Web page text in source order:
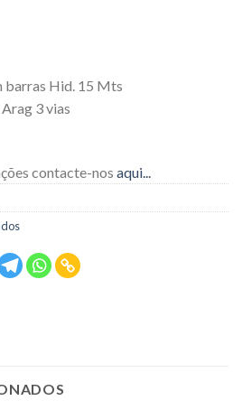
barras Hid. 15 Mts
3 vias
contacte-nos aqui...